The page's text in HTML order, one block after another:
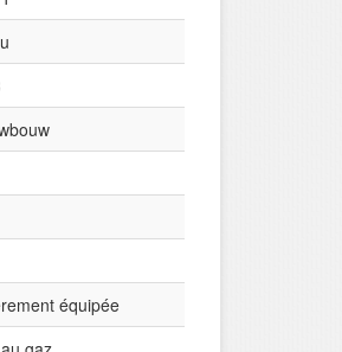
équipée